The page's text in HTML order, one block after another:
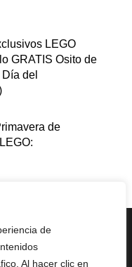
de
Al hacer clic en
LEGO
GRATIS Osito de
del
de